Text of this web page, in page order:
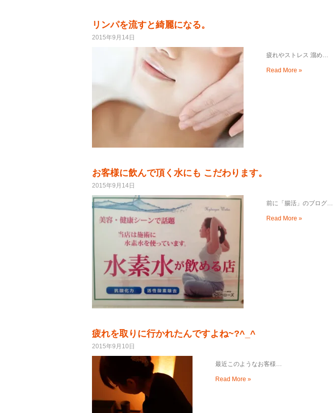
リンパを流すと綺麗になる。
2015年9月14日
疲れやストレス 溜め…
Read More »
お客様に飲んで頂く水にも こだわります。
2015年9月14日
前に「腸活」のブログ…
Read More »
疲れを取りに行かれたんですよね~?^_^
2015年9月10日
最近このようなお客様…
Read More »